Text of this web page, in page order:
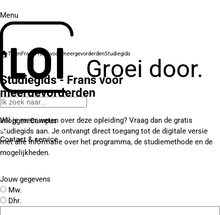
Menu
Groei door.
Inloggen Campus
Contact& service
TalenFrans Frans voor meergevorderdenStudiegids
Studiegids - Frans voor
meergevorderden
Wil je meer weten over deze opleiding? Vraag dan de gratis
studiegids aan. Je ontvangt direct toegang tot de digitale versie
met alle informatie over het programma, de studiemethode en de
mogelijkheden.
Jouw gegevens
Mw.
Dhr.